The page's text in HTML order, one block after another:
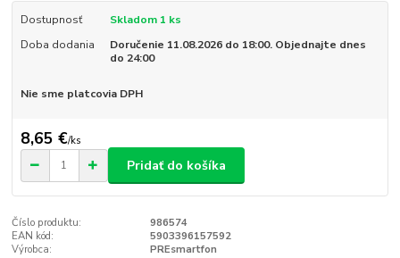
Dostupnosť
Skladom 1 ks
Doba dodania
Doručenie 11.08.2026 do 18:00. Objednajte dnes
do 24:00
Nie sme platcovia DPH
8,65 €/ks
Pridať do košíka
Číslo produktu:
986574
EAN kód:
5903396157592
Výrobca:
PREsmartfon